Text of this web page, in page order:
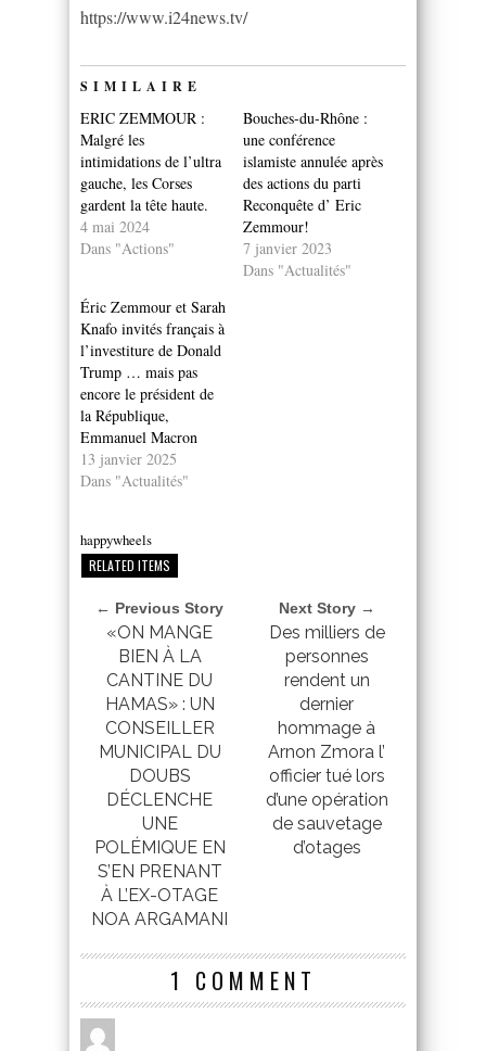
https://www.i24news.tv/
SIMILAIRE
ERIC ZEMMOUR :
Malgré les
intimidations de l’ultra
gauche, les Corses
gardent la tête haute.
4 mai 2024
Dans "Actions"
Bouches-du-Rhône :
une conférence
islamiste annulée après
des actions du parti
Reconquête d’ Eric
Zemmour!
7 janvier 2023
Dans "Actualités"
Éric Zemmour et Sarah
Knafo invités français à
l’investiture de Donald
Trump … mais pas
encore le président de
la République,
Emmanuel Macron
13 janvier 2025
Dans "Actualités"
happywheels
RELATED ITEMS
← Previous Story
«ON MANGE
BIEN À LA
CANTINE DU
HAMAS» : UN
CONSEILLER
MUNICIPAL DU
DOUBS
DÉCLENCHE
UNE
POLÉMIQUE EN
S’EN PRENANT
À L’EX-OTAGE
NOA ARGAMANI
Next Story →
Des milliers de
personnes
rendent un
dernier
hommage à
Arnon Zmora l’
officier tué lors
d’une opération
de sauvetage
d’otages
1 COMMENT